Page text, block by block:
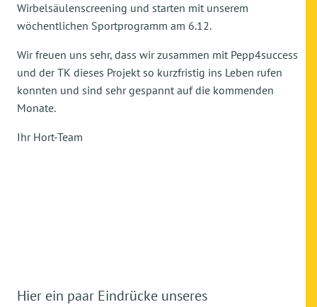
Wirbelsäulenscreening und starten mit unserem
wöchentlichen Sportprogramm am 6.12.
Wir freuen uns sehr, dass wir zusammen mit Pepp4success
und der TK dieses Projekt so kurzfristig ins Leben rufen
konnten und sind sehr gespannt auf die kommenden
Monate.
Ihr Hort-Team
Hier ein paar Eindrücke unseres